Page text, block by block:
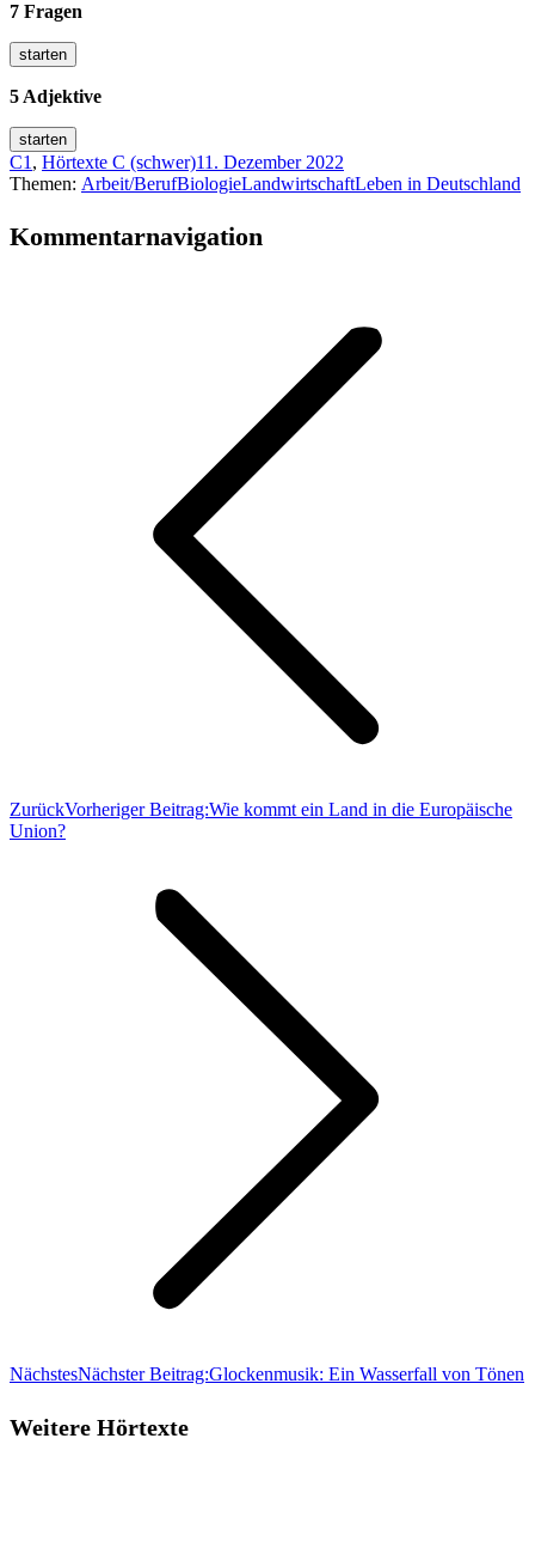
7 Fragen
5 Adjektive
C1, Hörtexte C (schwer)11. Dezember 2022
Themen: Arbeit/BerufBiologieLandwirtschaftLeben in Deutschland
Kommentarnavigation
ZurückVorheriger Beitrag:Wie kommt ein Land in die Europäische
Union?
NächstesNächster Beitrag:Glockenmusik: Ein Wasserfall von Tönen
Weitere Hörtexte